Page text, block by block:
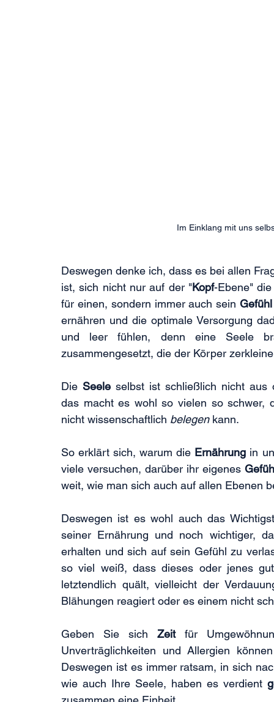
Im Einklang mit uns
Deswegen denke ich, dass es bei allen
ist, sich nicht nur auf der "Kopf-Ebene"
für einen, sondern immer auch sein
ernähren und die optimale Versorgung
und leer fühlen, denn eine Seele
zusammengesetzt, die der Körper
Die Seele selbst ist schließlich nicht aus
das macht es wohl so vielen so
nicht wissenschaftlich belegen kann.
So erklärt sich, warum die Ernährung in
viele versuchen, darüber ihr eigenes
weit, wie man sich auch auf allen Ebenen
Deswegen ist es wohl auch das
seiner Ernährung und noch wichtiger,
erhalten und sich auf sein Gefühl zu
so viel weiß, dass dieses oder jenes
letztendlich quält, vielleicht der
Blähungen reagiert oder es einem nicht
Geben Sie sich Zeit für
Unverträglichkeiten und Allergien
Deswegen ist es immer ratsam, in sich
wie auch Ihre Seele, haben es verdient